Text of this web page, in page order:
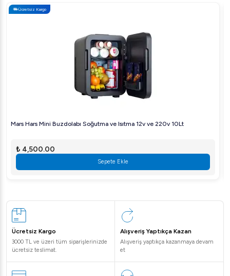
Ücretsiz Kargo
Mars Hars Mini Buzdolabı Soğutma ve Isıtma 12v ve 220v 10Lt
₺ 4,500.00
Sepete Ekle
Ücretsiz Kargo
3000 TL ve üzeri tüm siparişlerinizde
ücretsiz teslimat.
Alışveriş Yaptıkça Kazan
Alışveriş yaptıkça kazanmaya devam
et